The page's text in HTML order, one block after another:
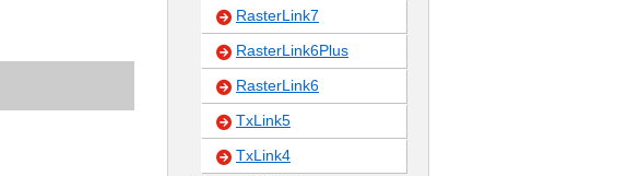
RasterLink7
RasterLink6Plus
RasterLink6
TxLink5
TxLink4